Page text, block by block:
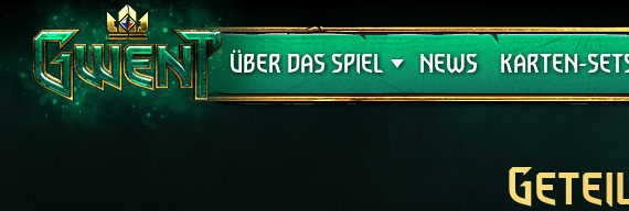
ÜBER DAS SPIEL
Support
NEWS KARTEN-
Crimson